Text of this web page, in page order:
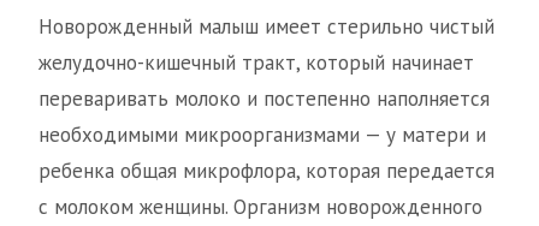
Новорожденный малыш имеет стерильно чистый
желудочно-кишечный тракт, который начинает
переваривать молоко и постепенно наполняется
необходимыми микроорганизмами — у матери и
ребенка общая микрофлора, которая передается
с молоком женщины. Организм новорожденного